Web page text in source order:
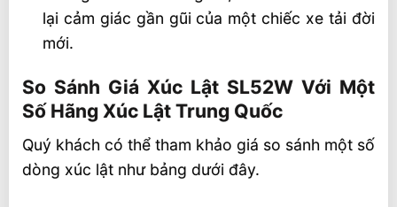
lại cảm giác gần gũi của một chiếc xe tải đời
mới.
So Sánh Giá Xúc Lật SL52W Với Một
Số Hãng Xúc Lật Trung Quốc
Quý khách có thể tham khảo giá so sánh một số
dòng xúc lật như bảng dưới đây.